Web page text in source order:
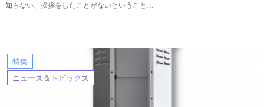
知らない、挨拶をしたことがないということ…
特集
ニュース＆トピックス